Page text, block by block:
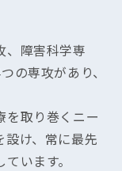
、障害科学専
の専攻があり、
を取り巻くニー
設け、常に最先
います。